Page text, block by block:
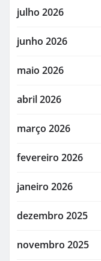
julho 2026
junho 2026
maio 2026
abril 2026
março 2026
fevereiro 2026
janeiro 2026
dezembro 2025
novembro 2025